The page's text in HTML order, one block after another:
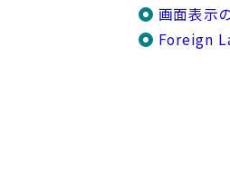
画面表示
Foreign